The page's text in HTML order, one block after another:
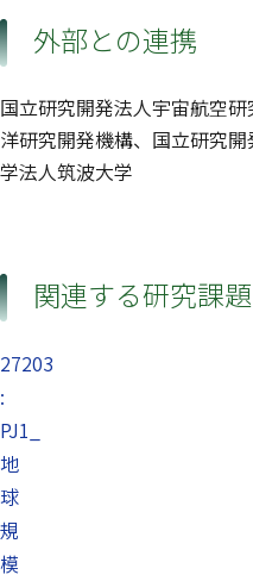
外部との連携
国立研究開発法人宇宙航空
洋研究開発機構、国立研究
学法人筑波大学
関連する研究課題
27203
:
PJ1_
地
球
規
模